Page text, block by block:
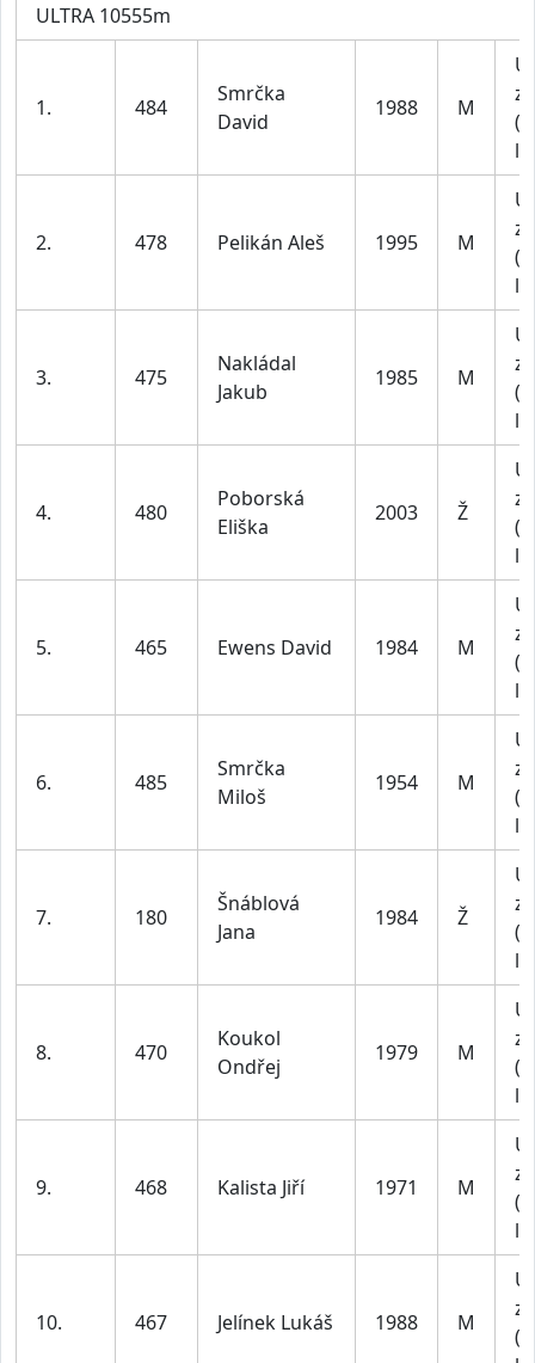
ULTRA 10555m
1. 484
Smrčka
David
1988 M
2. 478 Pelikán Aleš 1995 M
3. 475
Nakládal
Jakub
1985 M
4. 480
Poborská
Eliška
2003 Ž
5. 465 Ewens David 1984 M
6. 485
Smrčka
Miloš
1954 M
7. 180
Šnáblová
Jana
1984 Ž
8. 470
Koukol
Ondřej
1979 M
9. 468 Kalista Jiří 1971 M
10. 467 Jelínek Lukáš 1988 M